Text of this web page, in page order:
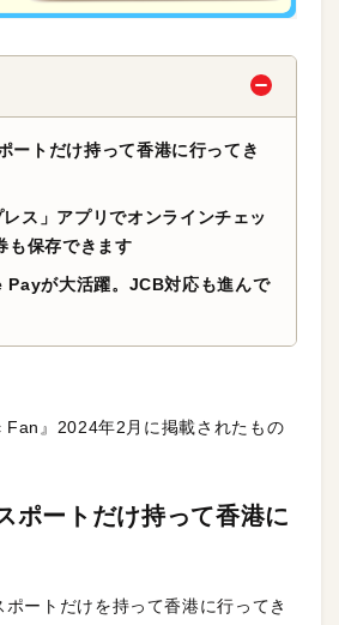
ートだけ持って香港に行ってき
レス」アプリでオンラインチェッ
も保存できます
が大活躍。JCB対応も進んで
』2024年2月に掲載されたもの
ポートだけ持って香港に
ートだけを持って香港に行ってき